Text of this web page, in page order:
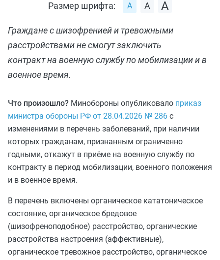
Размер шрифта:
Граждане с шизофренией и тревожными
расстройствами не смогут заключить
контракт на военную службу по мобилизации и в
военное время.
Что произошло? Минобороны опубликовало приказ
министра обороны РФ от 28.04.2026 № 286 с
изменениями в перечень заболеваний, при наличии
которых гражданам, признанным ограниченно
годными, откажут в приёме на военную службу по
контракту в период мобилизации, военного положения
и в военное время.
В перечень включены органическое кататоническое
состояние, органическое бредовое
(шизофреноподобное) расстройство, органические
расстройства настроения (аффективные),
органическое тревожное расстройство, органическое